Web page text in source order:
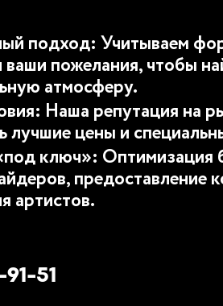
подход: Учитываем
пожелания, чтобы
атмосферу.
Наша репутация на
лучшие цены и
ключ»:
предоставление
артистов.
51